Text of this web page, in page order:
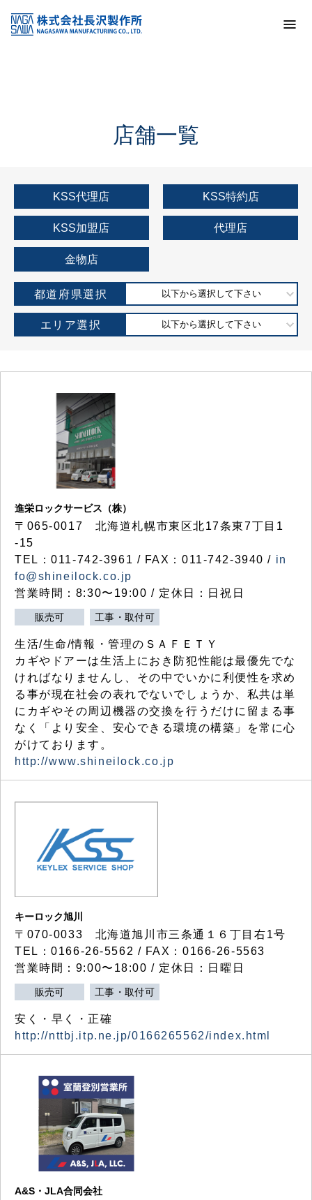
KSS加盟店・取扱店情報
店舗一覧
店舗一覧
KSS代理店 KSS特約店
KSS加盟店 代理店
金物店
都道府県選択 以下から選択して下さい
エリア選択 以下から選択して下さい
進栄ロックサービス（株）
〒065-0017 北海道札幌市東区北17条東7丁目1
-15
TEL：011-742-3961 / FAX：011-742-3940 / in
fo@shineilock.co.jp
営業時間：8:30〜19:00 / 定休日：日祝日
販売可 工事・取付可
生活/生命/情報・管理のＳＡＦＥＴＹ
カギやドアーは生活上におき防犯性能は最優先でな
ければなりませんし、その中でいかに利便性を求め
る事が現在社会の表れでないでしょうか、私共は単
にカギやその周辺機器の交換を行うだけに留まる事
なく「より安全、安心できる環境の構築」を常に心
がけております。
http://www.shineilock.co.jp
キーロック旭川
〒070-0033 北海道旭川市三条通１６丁目右1号
TEL：0166-26-5562 / FAX：0166-26-5563
営業時間：9:00〜18:00 / 定休日：日曜日
販売可 工事・取付可
安く・早く・正確
http://nttbj.itp.ne.jp/0166265562/index.html
A&S・JLA合同会社